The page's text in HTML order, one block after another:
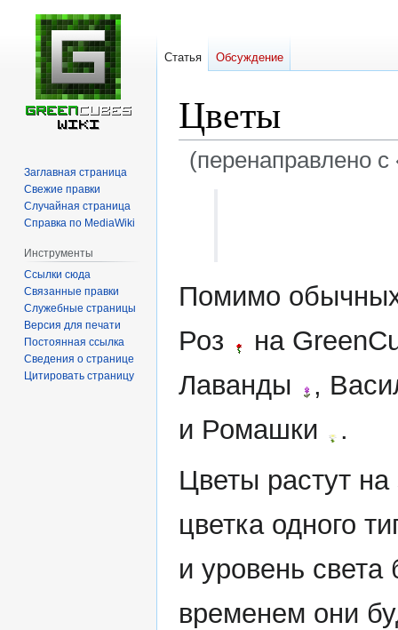
Цветы
(перенаправлено с
Помимо
Роз
на
Лаванды
,
и Ромашки
.
Цветы растут
цветка одного
и уровень света
временем они
Статья Обсуждение
Заглавная страница
Свежие правки
Случайная страница
Справка по MediaWiki
Инструменты
Ссылки сюда
Связанные правки
Служебные страницы
Версия для печати
Постоянная ссылка
Сведения о странице
Цитировать страницу